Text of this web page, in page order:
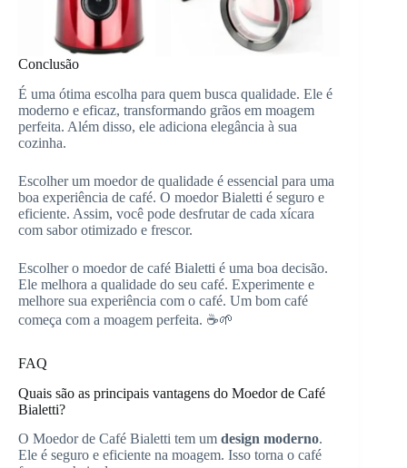
Conclusão
É uma ótima escolha para quem busca qualidade. Ele é
moderno e eficaz, transformando grãos em moagem
perfeita. Além disso, ele adiciona elegância à sua
cozinha.
Escolher um moedor de qualidade é essencial para uma
boa experiência de café. O moedor Bialetti é seguro e
eficiente. Assim, você pode desfrutar de cada xícara
com sabor otimizado e frescor.
Escolher o moedor de café Bialetti é uma boa decisão.
Ele melhora a qualidade do seu café. Experimente e
melhore sua experiência com o café. Um bom café
começa com a moagem perfeita. ☕🌱
FAQ
Quais são as principais vantagens do Moedor de Café
Bialetti?
O Moedor de Café Bialetti tem um design moderno.
Ele é seguro e eficiente na moagem. Isso torna o café